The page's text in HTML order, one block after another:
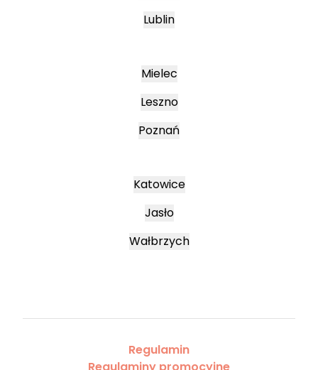
Lublin
Mielec
Leszno
Poznań
Katowice
Jasło
Wałbrzych
Regulamin